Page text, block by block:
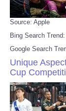
Source: Apple
Bing Search Trend:
Google Search
Unique
Cup